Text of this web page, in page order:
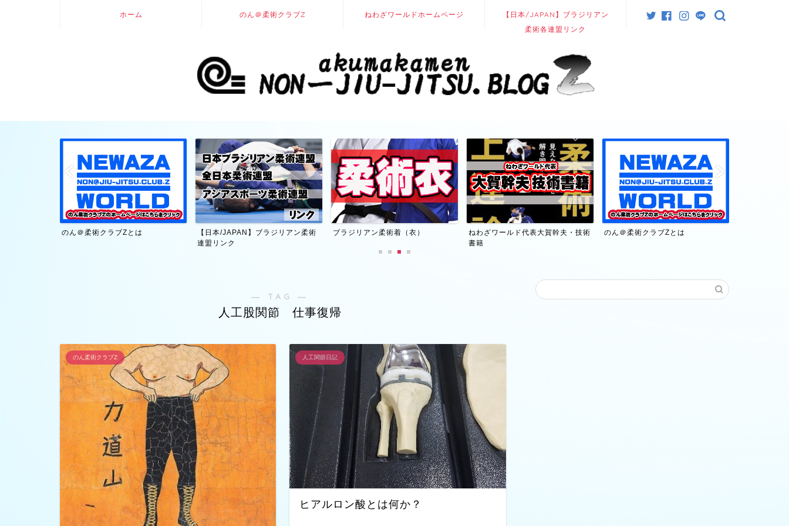
ホーム のん＠柔術クラブZ ねわざワールドホームページ
【日本/JAPAN】ブラジリアン
柔術各連盟リンク
のん＠柔術クラブZとは
【日本/JAPAN】ブラジリアン柔術
連盟リンク
ブラジリアン柔術着（衣）
ねわざワールド代表大賀幹夫・技術
書籍
のん＠柔術クラブZとは
― TAG ―
人工股関節 仕事復帰
のん柔術クラブZ 人工関節日記
ヒアルロン酸とは何か？